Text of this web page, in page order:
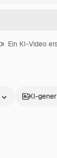
Ein KI-Video
KI-